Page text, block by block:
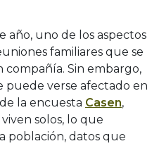
año, uno de los aspectos
familiares que se
compañía. Sin embargo,
verse afectado en
la encuesta Casen,
viven solos, lo que
población, datos que